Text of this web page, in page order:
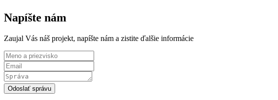
Napíšte nám
Zaujal Vás náš projekt, napíšte nám a zistite ďalšie informácie
Odoslať správu